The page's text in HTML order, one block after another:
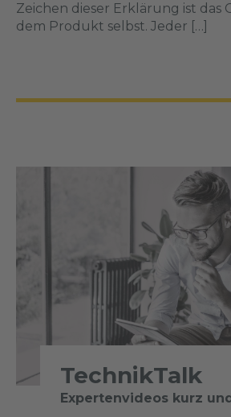
Zeichen dieser Erklärung ist das
dem Produkt selbst. Jeder […]
TechnikTalk
Expertenvideos kurz